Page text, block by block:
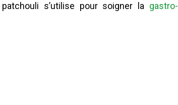
s’utilise pour soigner la gastro-